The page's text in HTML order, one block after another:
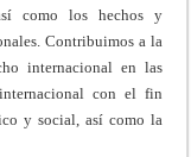
como los hechos y
Contribuimos a la
internacional en las
con el fin
y social, así como la